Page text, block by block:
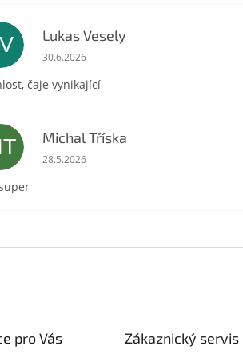
Lukas Vesely
Hodnocení obchodu je 5 z 5 hvězdiček.
30.6.2026
čaje vynikající
Michal Tříska
Hodnocení obchodu je 5 z 5 hvězdiček.
28.5.2026
pro Vás Zákaznický servis